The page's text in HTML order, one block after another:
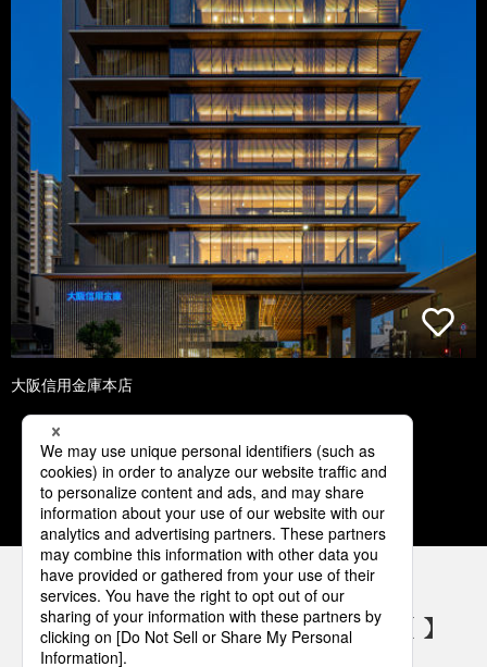
大阪信用金庫本店
1 2 3 4 5
パナソニックの電気設備 SNSアカウント